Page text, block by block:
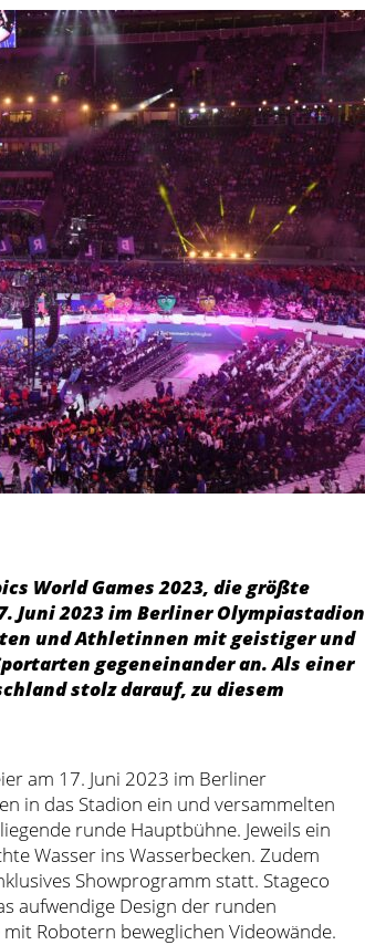
World Games 2023, die größte
2023 im Berliner Olympiastadion
und Athletinnen mit geistiger und
gegeneinander an. Als einer
stolz darauf, zu diesem
am 17. Juni 2023 im Berliner
in das Stadion ein und versammelten
runde Hauptbühne. Jeweils ein
Wasser ins Wasserbecken. Zudem
Showprogramm statt. Stageco
aufwendige Design der runden
Robotern beweglichen Videowände.